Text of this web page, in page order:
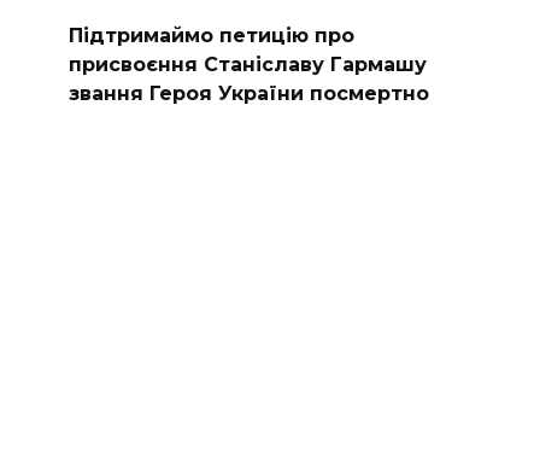
Підтримаймо петицію про
присвоєння Станіславу Гармашу
звання Героя України посмертно